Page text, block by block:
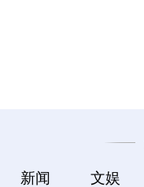
新闻 文娱